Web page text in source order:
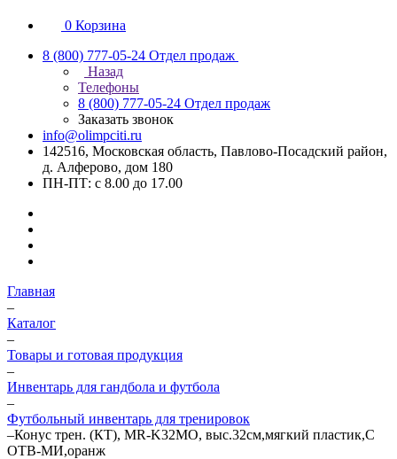
0 Корзина
8 (800) 777-05-24 Отдел продаж
Назад
Телефоны
8 (800) 777-05-24 Отдел продаж
Заказать звонок
info@olimpciti.ru
142516, Московская область, Павлово-Посадский район,
д. Алферово, дом 180
ПН-ПТ: с 8.00 до 17.00
Главная
–
Каталог
–
Товары и готовая продукция
–
Инвентарь для гандбола и футбола
–
Футбольный инвентарь для тренировок
–Конус трен. (КТ), MR-K32MO, выс.32см,мягкий пластик,С
ОТВ-МИ,оранж